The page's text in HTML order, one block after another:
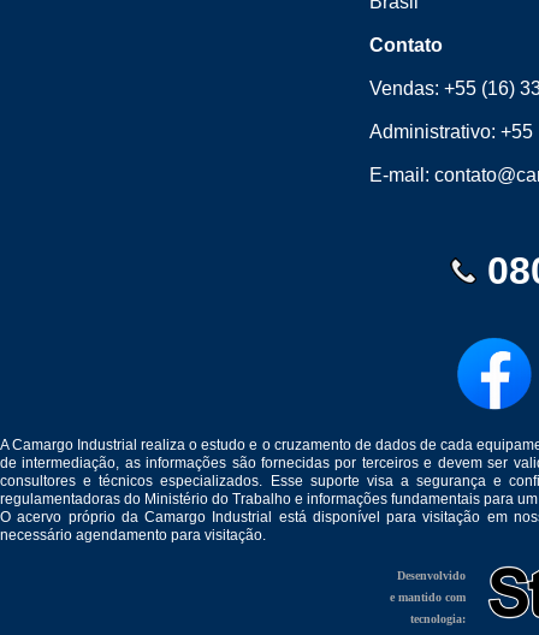
Contato
Vendas:+55 (16)
Administrativo:+55
E-mail:
A Camargo Industrial realiza o estudo e o cruzamento de dados de cada
de intermediação, as informações são fornecidas por terceiros e devem ser
consultores e técnicos especializados. Esse suporte visa a segurança e
regulamentadoras do Ministério do Trabalho e informações fundamentais para
O acervo próprio da Camargo Industrial está disponível para visitação em
necessário agendamento para visitação.
Desenvolvido
e mantido com
tecnologia: